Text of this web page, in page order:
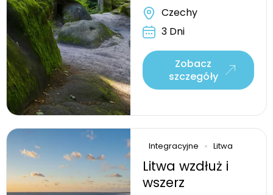
Czechy
3 Dni
Zobacz
szczegóły
Integracyjne Litwa
Litwa wzdłuż i
wszerz